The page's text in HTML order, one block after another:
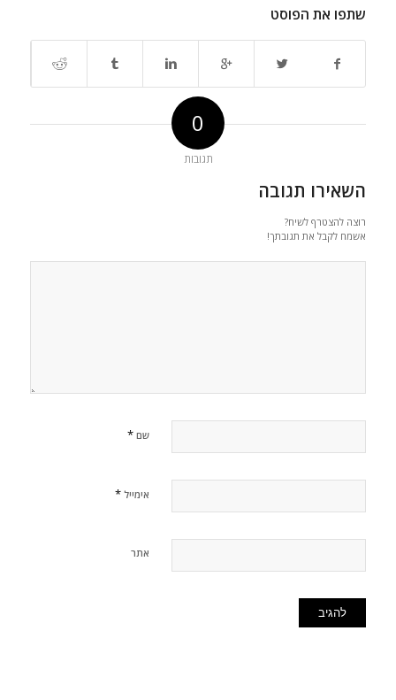
שתפו את הפוסט
0
תגובות
השאירו תגובה
רוצה להצטרף לשיח?
אשמח לקבל את תגובתך!
שם *
אימייל *
אתר